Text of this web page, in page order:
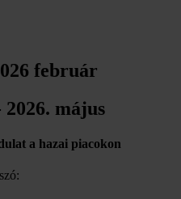
február
május
a hazai piacokon